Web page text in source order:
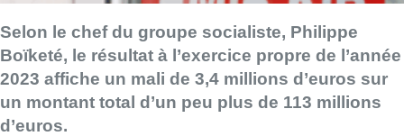
Selon le chef du groupe socialiste, Philippe
Boïketé, le résultat à l’exercice propre de l’année
2023 affiche un mali de 3,4 millions d’euros sur
un montant total d’un peu plus de 113 millions
d’euros.